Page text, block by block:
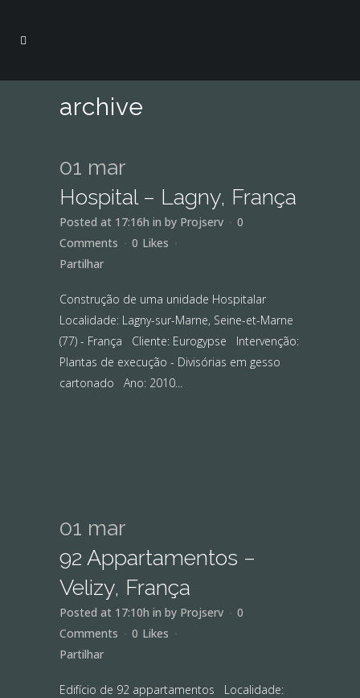
archive
01 mar
Hospital – Lagny, França
Posted at 17:16h in by Projserv
0
Comments
0 Likes
Partilhar
Construção de uma unidade Hospitalar
Localidade: Lagny-sur-Marne, Seine-et-Marne
(77) - França Cliente: Eurogypse Intervenção:
Plantas de execução - Divisórias em gesso
cartonado Ano: 2010...
01 mar
92 Appartamentos –
Velizy, França
Posted at 17:10h in by Projserv
0
Comments
0 Likes
Partilhar
Edifício de 92 appartamentos Localidade: